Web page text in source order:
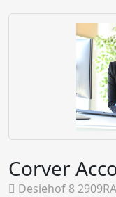
Corver
Desiehof 8